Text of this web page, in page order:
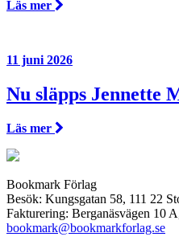
Läs mer
11 juni 2026
Nu släpps Jennette
Läs mer
Bookmark Förlag
Besök: Kungsgatan 58, 111 22
Fakturering: Berganäsvägen 10
bookmark@bookmarkforlag.se